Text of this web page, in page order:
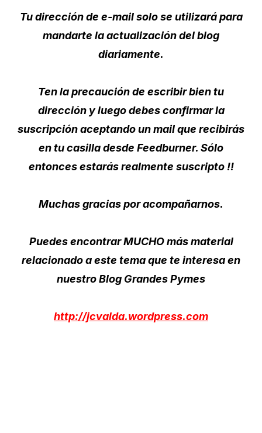
Tu dirección de e-mail solo se utilizará para
mandarte la actualización del blog
diariamente.
Ten la precaución de escribir bien tu
dirección y luego debes confirmar la
suscripción aceptando un mail que recibirás
en tu casilla desde Feedburner. Sólo
entonces estarás realmente suscripto !!
Muchas gracias por acompañarnos.
Puedes encontrar MUCHO más material
relacionado a este tema que te interesa en
nuestro Blog Grandes Pymes
http://jcvalda.wordpress.com